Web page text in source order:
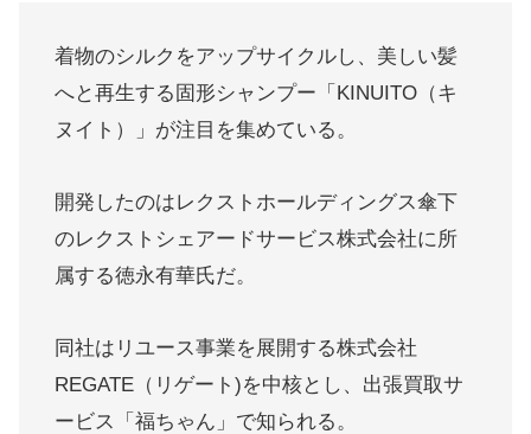
着物のシルクをアップサイクルし、美しい髪
へと再生する固形シャンプー「KINUITO（キ
ヌイト）」が注目を集めている。
開発したのはレクストホールディングス傘下
のレクストシェアードサービス株式会社に所
属する徳永有華氏だ。
同社はリユース事業を展開する株式会社
REGATE（リゲート)を中核とし、出張買取サ
ービス「福ちゃん」で知られる。